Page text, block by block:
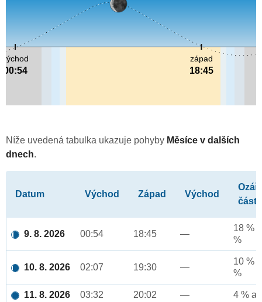
východ
00:54
západ
18:45
Níže uvedená tabulka ukazuje pohyby Měsíce v dalších
dnech.
Datum Východ Západ Východ
část
9. 8. 2026 00:54 18:45 —
18 %
%
10. 8. 2026 02:07 19:30 —
10 %
%
11. 8. 2026 03:32 20:02 — 4 %